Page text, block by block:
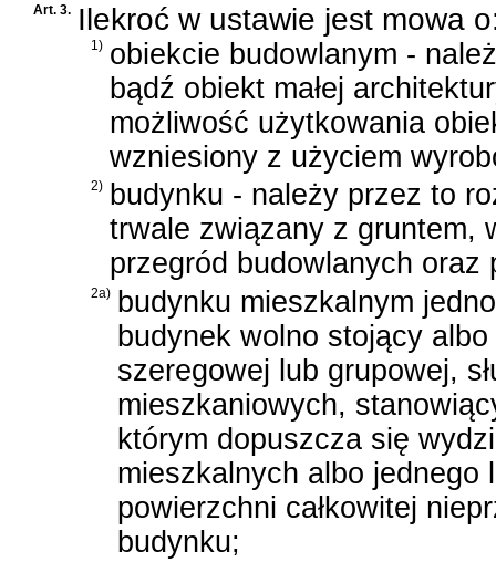
Art. 3. Ilekroć w ustawie jest mowa
1) obiekcie budowlanym -
bądź obiekt małej
możliwość użytkowania
wzniesiony z użyciem
2)
budynku - należy przez to
trwale związany z gruntem,
przegród budowlanych
2a)
budynku mieszkalnym
budynek wolno stojący
szeregowej lub grupowej,
mieszkaniowych,
którym dopuszcza się
mieszkalnych albo jednego
powierzchni całkowitej
budynku;